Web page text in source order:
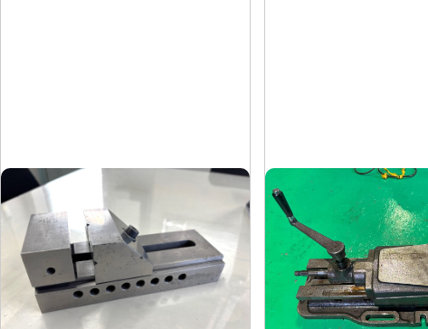
精密バイス
メーカー
形 式
式-
油圧バイス
メーカー 武田
形 式TK-200HVS-U
式-